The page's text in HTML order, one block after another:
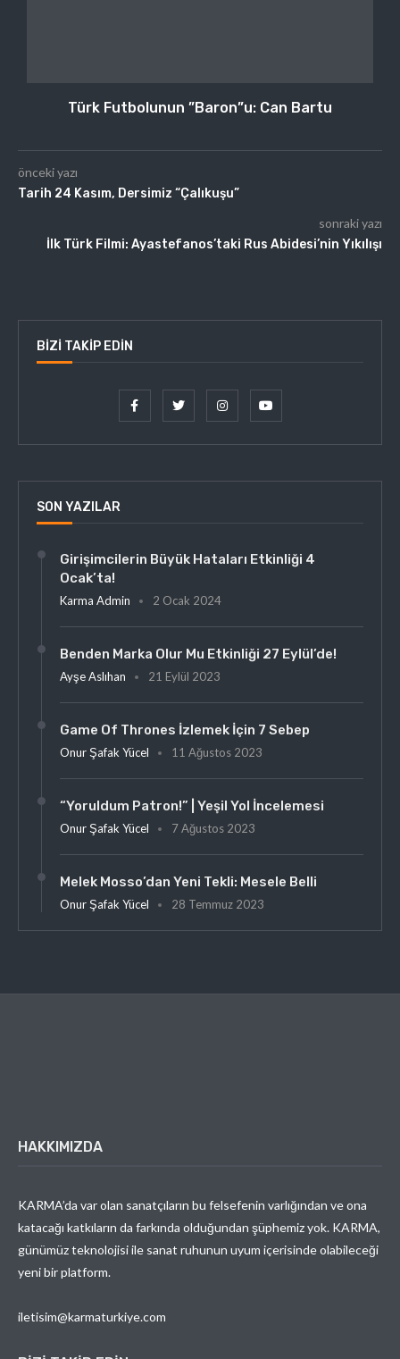
Türk Futbolunun ”Baron”u: Can Bartu
önceki yazı
Tarih 24 Kasım, Dersimiz “Çalıkuşu”
sonraki yazı
İlk Türk Filmi: Ayastefanos’taki Rus Abidesi’nin Yıkılışı
BIZI TAKIP EDIN
SON YAZILAR
Girişimcilerin Büyük Hataları Etkinliği 4
Ocak’ta!
Karma Admin 2 Ocak 2024
Benden Marka Olur Mu Etkinliği 27 Eylül’de!
Ayşe Aslıhan 21 Eylül 2023
Game Of Thrones İzlemek İçin 7 Sebep
Onur Şafak Yücel 11 Ağustos 2023
“Yoruldum Patron!” | Yeşil Yol İncelemesi
Onur Şafak Yücel 7 Ağustos 2023
Melek Mosso’dan Yeni Tekli: Mesele Belli
Onur Şafak Yücel 28 Temmuz 2023
HAKKIMIZDA
KARMA’da var olan sanatçıların bu felsefenin varlığından ve ona
katacağı katkıların da farkında olduğundan şüphemiz yok. KARMA,
günümüz teknolojisi ile sanat ruhunun uyum içerisinde olabileceği
yeni bir platform.
iletisim@karmaturkiye.com